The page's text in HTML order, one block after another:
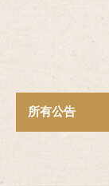
所有公告